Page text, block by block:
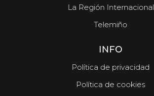
La Región Internacional
Telemiño
INFO
Política de privacidad
Política de cookies